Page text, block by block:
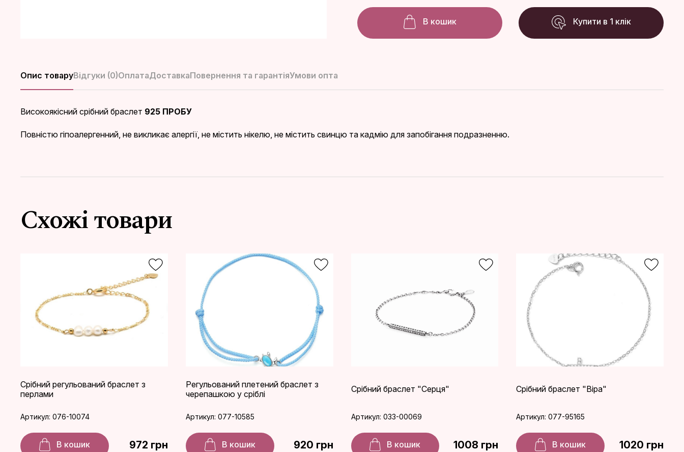
В кошик Купити в 1 клік
Опис товаруВідгуки (0)ОплатаДоставкаПовернення та гарантіяУмови опта
Високоякісний срібний браслет 925 ПРОБУ
Повністю гіпоалергенний, не викликає алергії, не містить нікелю, не містить свинцю та кадмію для запобігання подразненню.
Схожі товари
Срібний регульований браслет з
перлами
Артикул: 076-10074
В кошик 972 грн
Регульований плетений браслет з
черепашкою у сріблі
Артикул: 077-10585
В кошик 920 грн
Срібний браслет "Серця"
Артикул: 033-00069
В кошик 1008 грн
Срібний браслет "Віра"
Артикул: 077-95165
В кошик 1020 грн